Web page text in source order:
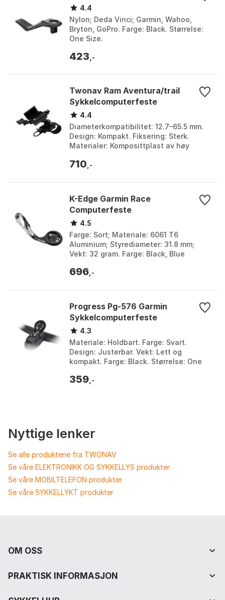
4.4
Nylon; Deda Vinci; Garmin, Wahoo,
Bryton, GoPro. Farge: Black. Størrelse:
One Size.
423 ,-
Twonav Ram Aventura/trail
Sykkelcomputerfeste
4.4
Diameterkompatibilitet: 12.7–65.5 mm.
Design: Kompakt. Fiksering: Sterk.
Materialer: Komposittplast av høy
Size.
710 ,-
K-Edge Garmin Race
Computerfeste
4.5
Farge: Sort; Materiale: 6061 T6
Aluminium; Styrediameter: 31.8 mm;
Vekt: 32 gram. Farge: Black, Blue
Størrelse: 31.8mm,...
696 ,-
Progress Pg-576 Garmin
Sykkelcomputerfeste
4.3
Materiale: Holdbart. Farge: Svart.
Design: Justerbar. Vekt: Lett og
kompakt. Farge: Black. Størrelse: One
359 ,-
Nyttige lenker
Se alle produktene fra TWONAV
Se våre ELEKTRONIKK OG SYKKELLYS produkter
Se våre MOBILTELEFON produkter
Se våre SYKKELLYKT produkter
OM OSS
PRAKTISK INFORMASJON